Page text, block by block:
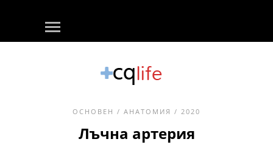
ОСНОВЕН / АНАТОМИЯ / 2020
Лъчна артерия